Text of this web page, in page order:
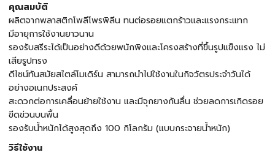
คุณสมบัติ
ผลิตจากพลาสติกโพลีโพรพิลีน ทนต่อรอยแตกร้าวและแรงกระแทก
มีอายุการใช้งานยาวนาน
รองรับสรีระได้เป็นอย่างดีด้วยพนักพิงและโครงสร้างที่ขึ้นรูปแข็งแรง ไม่
เสียรูปทรง
ดีไซน์ทันสมัยสไตล์โมเดิร์น สามารถนำไปใช้งานในกิจวัตรประจำวันได้
อย่างอเนกประสงค์
สะดวกต่อการเคลื่อนย้ายใช้งาน และมีจุกยางกันลื่น ช่วยลดการเกิดรอย
ขีดข่วนบนพื้น
รองรับน้ำหนักได้สูงสุดถึง 100 กิโลกรัม (แบบกระจายน้ำหนัก)
วิธีใช้งาน